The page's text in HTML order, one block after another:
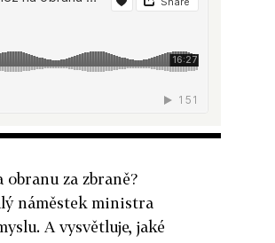
za zbraně?
náměstek ministra
A vysvětluje, jaké